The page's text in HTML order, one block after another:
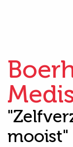
mooist"